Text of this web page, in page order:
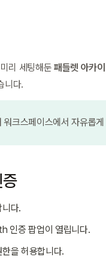
리 세팅해둔 패들렛 아카
니다.
크스페이스에서 자유롭
다.
인증 팝업이 열립니다.
을 허용합니다.